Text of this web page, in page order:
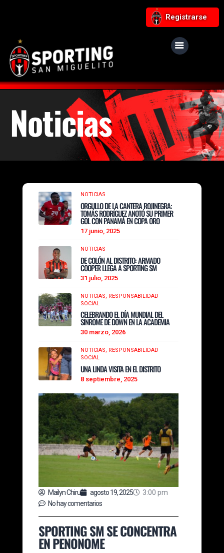
Registrarse
Noticias
NOTICIAS
ORGULLO DE LA CANTERA ROJINEGRA:
TOMÁS RODRÍGUEZ ANOTÓ SU PRIMER
GOL CON PANAMÁ EN COPA ORO
17 junio, 2025
NOTICIAS
DE COLÓN AL DISTRITO: ARMADO
COOPER LLEGA A SPORTING SM
31 julio, 2025
NOTICIAS, RESPONSABILIDAD
SOCIAL
CELEBRANDO EL DÍA MUNDIAL DEL
SINROME DE DOWN EN LA ACADEMIA
30 marzo, 2026
NOTICIAS, RESPONSABILIDAD
SOCIAL
UNA LINDA VISITA EN EL DISTRITO
8 septiembre, 2025
Mailyn Chiru agosto 19, 2025
3:00 pm
No hay comentarios
SPORTING SM SE CONCENTRA
EN PENONOME